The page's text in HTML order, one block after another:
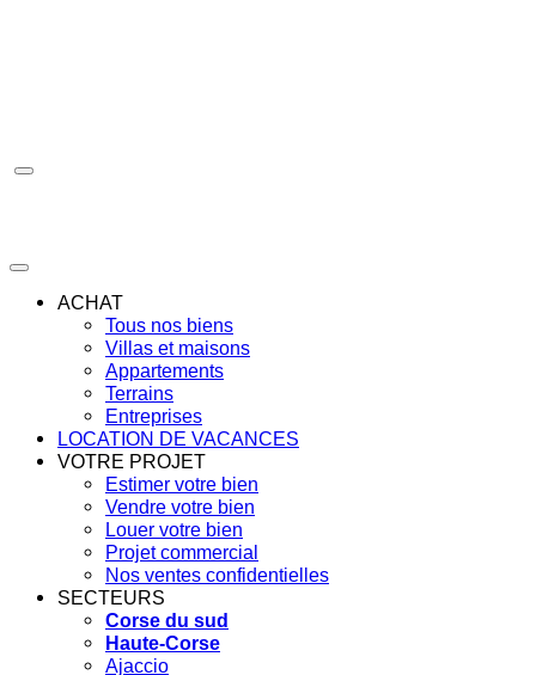
ACHAT
Tous nos biens
Villas et maisons
Appartements
Terrains
Entreprises
LOCATION DE VACANCES
VOTRE PROJET
Estimer votre bien
Vendre votre bien
Louer votre bien
Projet commercial
Nos ventes confidentielles
SECTEURS
Corse du sud
Haute-Corse
Ajaccio